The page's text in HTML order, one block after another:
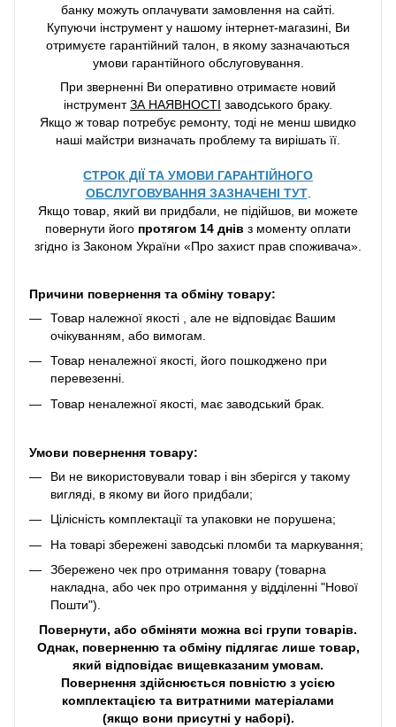
банку можуть оплачувати замовлення на сайті.
Купуючи інструмент у нашому інтернет-магазині, Ви
отримуєте гарантійний талон, в якому зазначаються
умови гарантійного обслуговування.
При зверненні Ви оперативно отримаєте новий
інструментЗА НАЯВНОСТІ заводського браку.
Якщо ж товар потребує ремонту, тоді не менш швидко
наші майстри визначать проблему та вирішать її.
СТРОК ДІЇ ТА УМОВИ ГАРАНТІЙНОГО
ОБСЛУГОВУВАННЯ ЗАЗНАЧЕНІ ТУТ.
Якщо товар, який ви придбали, не підійшов, ви можете
повернути його протягом 14 днів з моменту оплати
згідно із Законом України «Про захист прав споживача».
Причини повернення та обміну товару:
Товар належної якості , але не відповідає Вашим
очікуванням, або вимогам.
Товар неналежної якості, його пошкоджено при
перевезенні.
Товар неналежної якості, має заводський брак.
Умови повернення товару:
Ви не використовували товар і він зберігся у такому
вигляді, в якому ви його придбали;
Цілісність комплектації та упаковки не порушена;
На товарі збережені заводські пломби та маркування;
Збережено чек про отримання товару (товарна
накладна, або чек про отримання у відділенні "Нової
Пошти").
Повернути, або обміняти можна всі групи товарів.
Однак, поверненню та обміну підлягає лише товар,
який відповідає вищевказаним умовам.
Повернення здійснюється повністю з усією
комплектацією та витратними матеріалами
(якщо вони присутні у наборі).